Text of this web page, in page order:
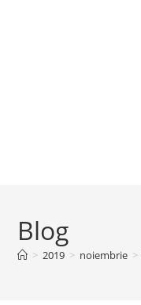
Blog
> 2019 > noiembrie >